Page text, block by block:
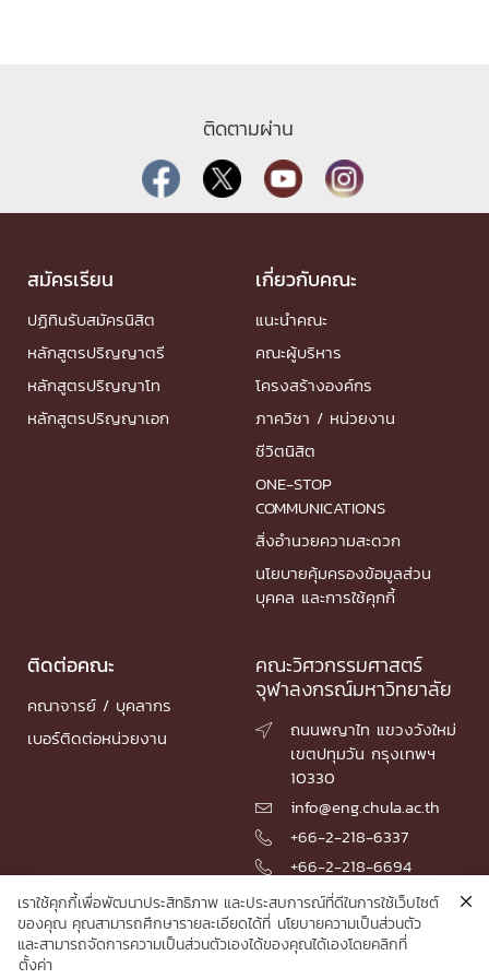
ติดตามผ่าน
สมัครเรียน
ปฏิทินรับสมัครนิสิต
หลักสูตรปริญญาตรี
หลักสูตรปริญญาโท
หลักสูตรปริญญาเอก
เกี่ยวกับคณะ
แนะนำคณะ
คณะผู้บริหาร
โครงสร้างองค์กร
ภาควิชา / หน่วยงาน
ชีวิตนิสิต
ONE-STOP
COMMUNICATIONS
สิ่งอำนวยความสะดวก
นโยบายคุ้มครองข้อมูลส่วน
บุคคล และการใช้คุกกี้
ติดต่อคณะ
คณาจารย์ / บุคลากร
เบอร์ติดต่อหน่วยงาน
คณะวิศวกรรมศาสตร์
จุฬาลงกรณ์มหาวิทยาลัย

ถนนพญาไท แขวงวังใหม่
เขตปทุมวัน กรุงเทพฯ
10330
 info@eng.chula.ac.th
 +66-2-218-6337
 +66-2-218-6694
© 2026 Faculty of Engineering, Chulalongkorn University
เราใช้คุกกี้เพื่อพัฒนาประสิทธิภาพ และประสบการณ์ที่ดีในการใช้เว็บไซต์
ของคุณ คุณสามารถศึกษารายละเอียดได้ที่ นโยบายความเป็นส่วนตัว
และสามารถจัดการความเป็นส่วนตัวเองได้ของคุณได้เองโดยคลิกที่
ตั้งค่า